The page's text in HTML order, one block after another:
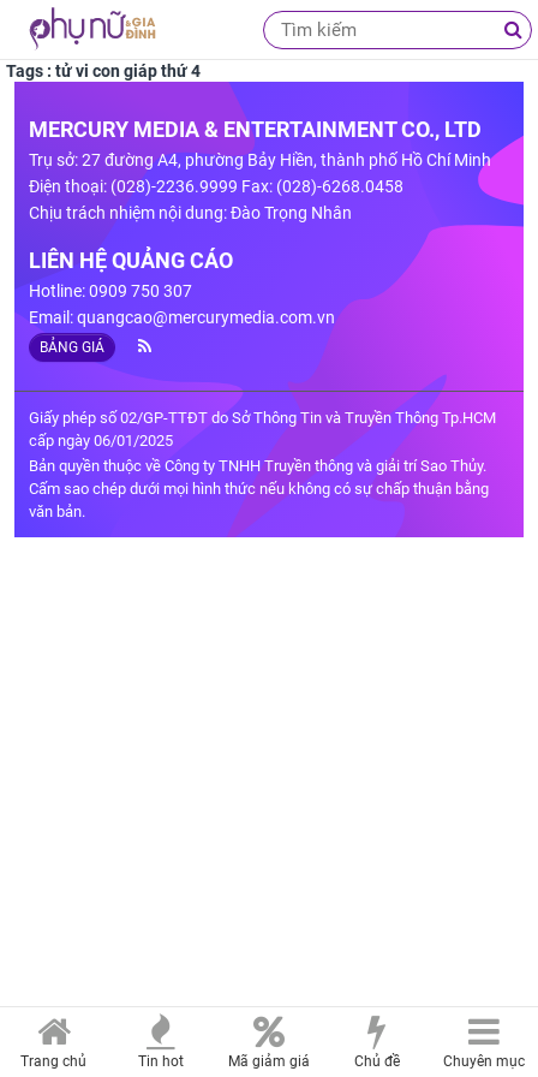
Tags : tử vi con giáp thứ 4
MERCURY MEDIA & ENTERTAINMENT CO., LTD
Trụ sở: 27 đường A4, phường Bảy Hiền, thành phố Hồ Chí Minh
Điện thoại: (028)-2236.9999 Fax: (028)-6268.0458
Chịu trách nhiệm nội dung: Đào Trọng Nhân
LIÊN HỆ QUẢNG CÁO
Hotline: 0909 750 307
Email:quangcao@mercurymedia.com.vn
BẢNG GIÁ
Giấy phép số 02/GP-TTĐT do Sở Thông Tin và Truyền Thông Tp.HCM
cấp ngày 06/01/2025
Bản quyền thuộc về Công ty TNHH Truyền thông và giải trí Sao Thủy.
Cấm sao chép dưới mọi hình thức nếu không có sự chấp thuận bằng
văn bản.
Trang chủ Tin hot Mã giảm giá Chủ đề Chuyên mục